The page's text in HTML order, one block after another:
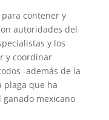
contener y
autoridades del
y los
y coordinar
-además de la
plaga que ha
mexicano